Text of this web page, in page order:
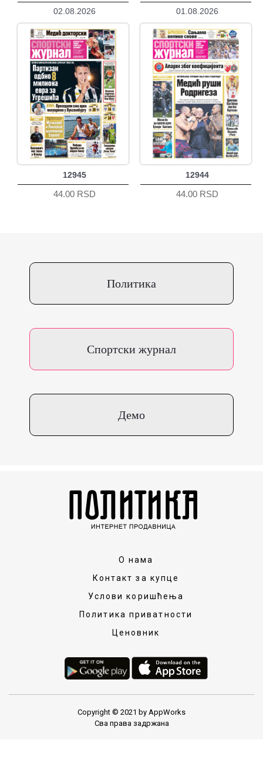
02.08.2026
12945
44.00 RSD
01.08.2026
12944
44.00 RSD
Политика
Спортски журнал
Демо
О нама
Контакт за купце
Услови коришћења
Политика приватности
Ценовник
Copyright © 2021 by AppWorks
Сва права задржана